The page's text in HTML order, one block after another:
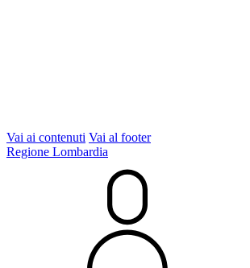
Vai ai contenuti Vai al footer
Regione Lombardia